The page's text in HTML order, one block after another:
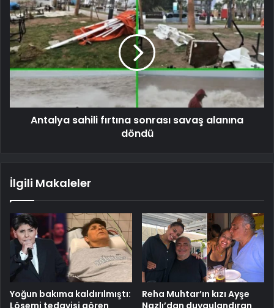
Antalya sahili fırtına sonrası savaş alanına
döndü
İlgili Makaleler
Yoğun bakıma kaldırılmıştı:
Lösemi tedavisi gören
Reha Muhtar’ın kızı Ayşe
Nazlı’dan duygulandıran